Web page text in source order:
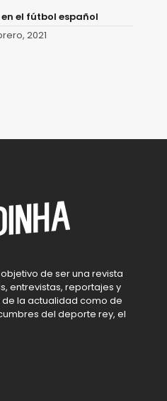
en el fútbol español
2021
de ser una revista
entrevistas, reportajes y
la actualidad como de
del deporte rey, el